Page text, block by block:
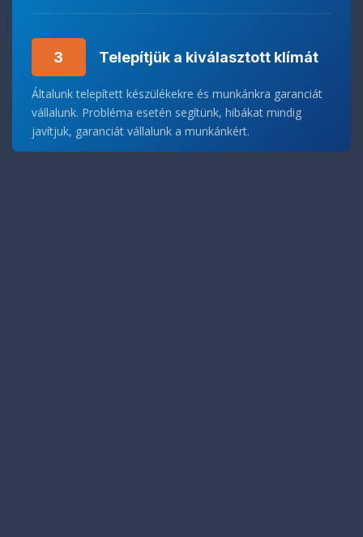
3 Telepítjük a kiválasztott klímát
Általunk telepített készülékekre és munkánkra garanciát
vállalunk. Probléma esetén segítünk, hibákat mindig
javítjuk, garanciát vállalunk a munkánkért.